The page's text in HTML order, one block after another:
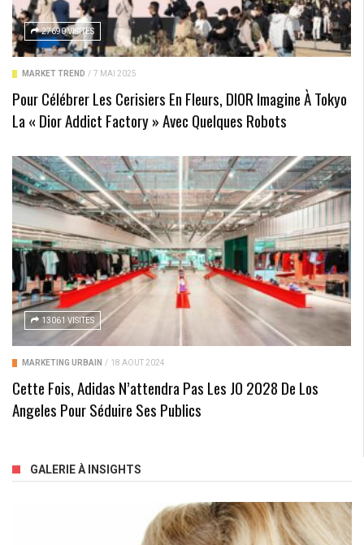
27690 VISITES
MARKET TREND / 7 MAI 2025
Pour Célébrer Les Cerisiers En Fleurs, DIOR Imagine À Tokyo
La « Dior Addict Factory » Avec Quelques Robots
13061 VISITES
MARKETING URBAIN / 18 AOÛT 2024
Cette Fois, Adidas N’attendra Pas Les JO 2028 De Los
Angeles Pour Séduire Ses Publics
GALERIE À INSIGHTS